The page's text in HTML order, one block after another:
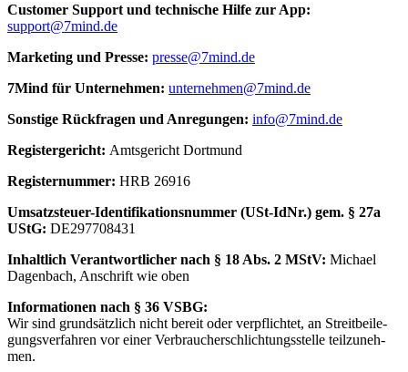
Cus­to­mer Sup­port und tech­nische Hilfe zur App:
support@7mind.de
Mar­ke­ting und Presse: presse@7mind.de
7Mind für Unter­neh­men: unternehmen@7mind.de
Sons­tige Rück­fra­gen und Anre­gun­gen: info@7mind.de
Regis­ter­ge­richt: Amts­ge­richt Dort­mund
Regis­ter­num­mer: HRB 26916
Umsatzs­teuer-Iden­ti­fi­ka­tions­num­mer (USt-IdNr.) gem. § 27a
UStG: DE297708431
Inhalt­lich Verant­wort­li­cher nach § 18 Abs. 2 MStV: Michael
Dagenbach, Anschrift wie oben
Infor­ma­tio­nen nach § 36 VSBG:
Wir sind grund­sätz­lich nicht bereit oder verp­flich­tet, an Streit­bei­le­
gung­sver­fah­ren vor einer Ver­brau­cher­schlich­tungs­s­telle teil­zu­neh­
men.